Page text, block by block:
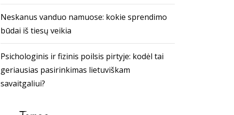
Neskanus vanduo namuose: kokie sprendimo
būdai iš tiesų veikia
Psichologinis ir fizinis poilsis pirtyje: kodėl tai
geriausias pasirinkimas lietuviškam
savaitgaliui?